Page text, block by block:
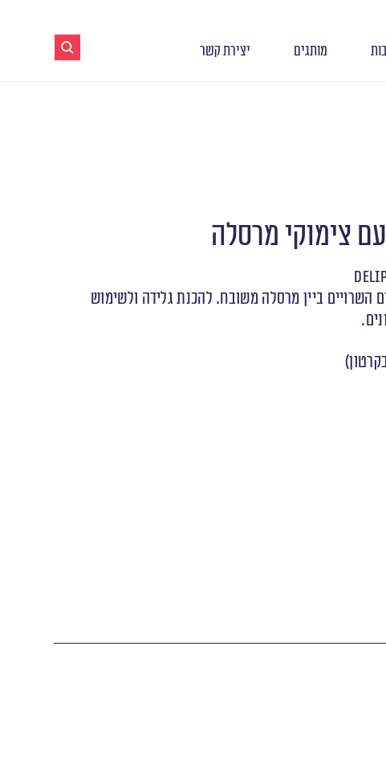
מותגים יצירת קשר
צימוקי מרסלה
השרויים ביין מרסלה משובח. להכנת גלידה ולשימוש